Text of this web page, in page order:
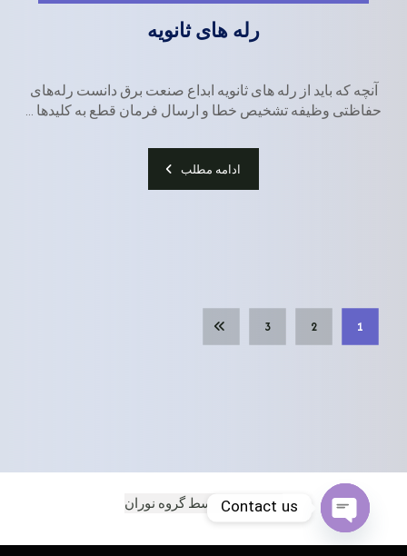
رله های ثانویه
آنچه که باید از رله های ثانویه ابداع صنعت برق دانست رله‌های
حفاظتی وظیفه تشخیص خطا و ارسال فرمان قطع به کلیدها ...
ادامه مطلب
1
2
3
ایجاد شده توسط گروه نوران
Contact us